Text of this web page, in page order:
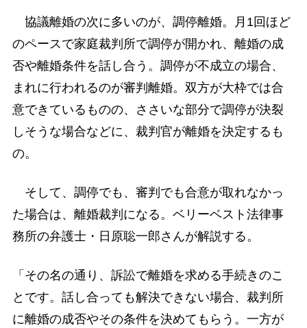
協議離婚の次に多いのが、調停離婚。月1回ほど
のペースで家庭裁判所で調停が開かれ、離婚の成
否や離婚条件を話し合う。調停が不成立の場合、
まれに行われるのが審判離婚。双方が大枠では合
意できているものの、ささいな部分で調停が決裂
しそうな場合などに、裁判官が離婚を決定するも
の。
そして、調停でも、審判でも合意が取れなかっ
た場合は、離婚裁判になる。ベリーベスト法律事
務所の弁護士・日原聡一郎さんが解説する。
「その名の通り、訴訟で離婚を求める手続きのこ
とです。話し合っても解決できない場合、裁判所
に離婚の成否やその条件を決めてもらう。一方が